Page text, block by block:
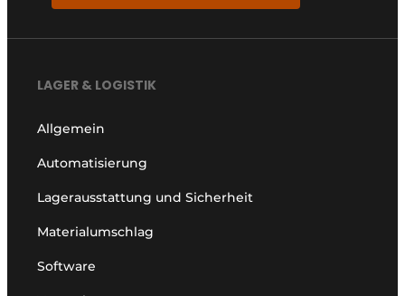
LAGER & LOGISTIK
Allgemein
Automatisierung
Lagerausstattung und Sicherheit
Materialumschlag
Software